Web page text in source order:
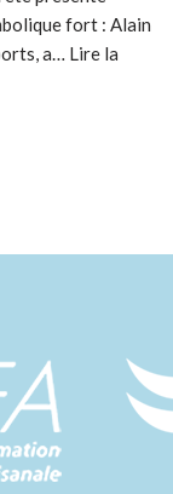
fort : Alain
a… Lire la